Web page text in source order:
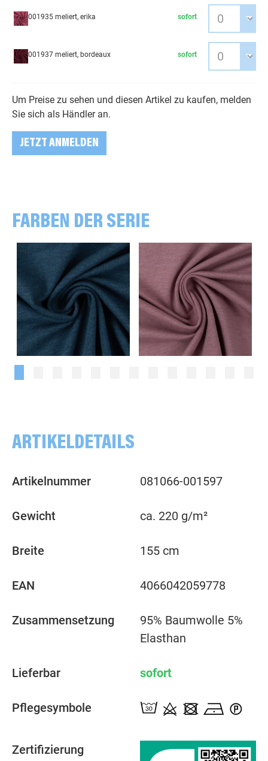
001935 meliert, erika sofort
001937 meliert, bordeaux sofort
Um Preise zu sehen und diesen Artikel zu kaufen, melden
Sie sich als Händler an.
JETZT ANMELDEN
FARBEN DER SERIE
ARTIKELDETAILS
Artikelnummer 081066-001597
Gewicht ca. 220 g/m²
Breite 155 cm
EAN 4066042059778
Zusammensetzung
95% Baumwolle 5%
Elasthan
Lieferbar sofort
Pflegesymbole
Zertifizierung